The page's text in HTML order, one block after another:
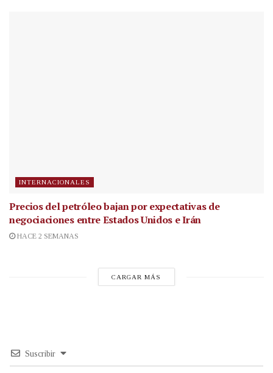
INTERNACIONALES
Precios del petróleo bajan por expectativas de
negociaciones entre Estados Unidos e Irán
HACE 2 SEMANAS
CARGAR MÁS
Suscribir